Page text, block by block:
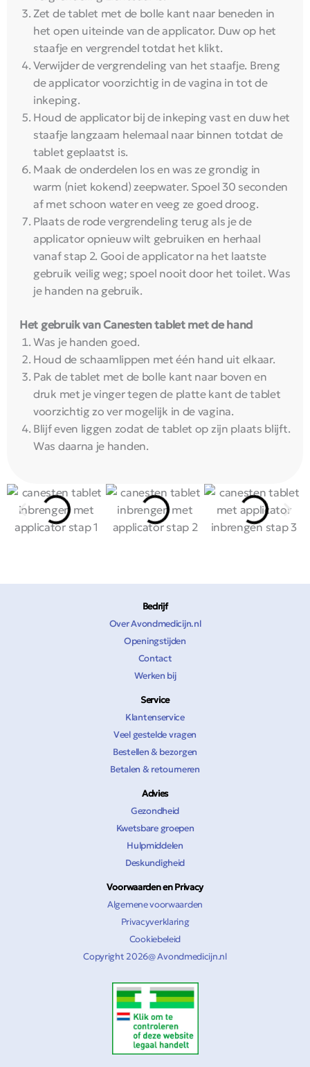
Zet de tablet met de bolle kant naar beneden in
het open uiteinde van de applicator. Duw op het
staafje en vergrendel totdat het klikt.
Verwijder de vergrendeling van het staafje. Breng
de applicator voorzichtig in de vagina in tot de
inkeping.
Houd de applicator bij de inkeping vast en duw het
staafje langzaam helemaal naar binnen totdat de
tablet geplaatst is.
Maak de onderdelen los en was ze grondig in
warm (niet kokend) zeepwater. Spoel 30 seconden
af met schoon water en veeg ze goed droog.
Plaats de rode vergrendeling terug als je de
applicator opnieuw wilt gebruiken en herhaal
vanaf stap 2. Gooi de applicator na het laatste
gebruik veilig weg; spoel nooit door het toilet. Was
je handen na gebruik.
Het gebruik van Canesten tablet met de hand
Was je handen goed.
Houd de schaamlippen met één hand uit elkaar.
Pak de tablet met de bolle kant naar boven en
druk met je vinger tegen de platte kant de tablet
voorzichtig zo ver mogelijk in de vagina.
Blijf even liggen zodat de tablet op zijn plaats blijft.
Was daarna je handen.
Bedrijf
Over Avondmedicijn.nl
Openingstijden
Contact
Werken bij
Service
Klantenservice
Veel gestelde vragen
Bestellen & bezorgen
Betalen & retourneren
Advies
Gezondheid
Kwetsbare groepen
Hulpmiddelen
Deskundigheid
Voorwaarden en Privacy
Algemene voorwaarden
Privacyverklaring
Cookiebeleid
Copyright 2026@ Avondmedicijn.nl